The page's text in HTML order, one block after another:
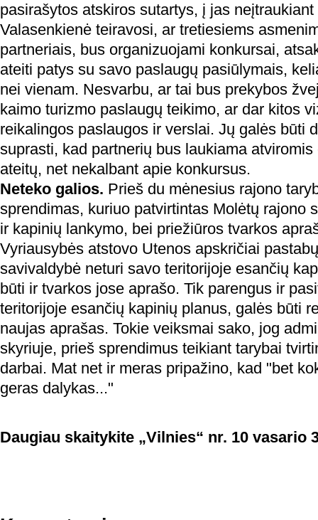
pasirašytos atskiros sutartys, į jas
Valasenkienė teiravosi, ar tretiesiems
partneriais, bus organizuojami konkursai,
ateiti patys su savo paslaugų pasiūlymais,
nei vienam. Nesvarbu, ar tai bus prekybos
kaimo turizmo paslaugų teikimo, ar dar kitos
reikalingos paslaugos ir verslai. Jų galės būti
suprasti, kad partnerių bus laukiama
ateitų, net nekalbant apie konkursus.
Neteko galios. Prieš du mėnesius rajono
sprendimas, kuriuo patvirtintas Molėtų rajono
ir kapinių lankymo, bei priežiūros tvarkos
Vyriausybės atstovo Utenos apskričiai
savivaldybė neturi savo teritorijoje esančių
būti ir tvarkos jose aprašo. Tik parengus ir
teritorijoje esančių kapinių planus, galės būti
naujas aprašas. Tokie veiksmai sako, jog
skyriuje, prieš sprendimus teikiant tarybai
darbai. Mat net ir meras pripažino, kad "bet
geras dalykas..."
Daugiau skaitykite „Vilnies“ nr. 10 vasario